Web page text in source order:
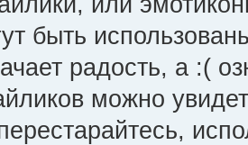
быть
радость, а :(
можно